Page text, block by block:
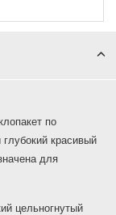
по
красивый
для
цельногнутый